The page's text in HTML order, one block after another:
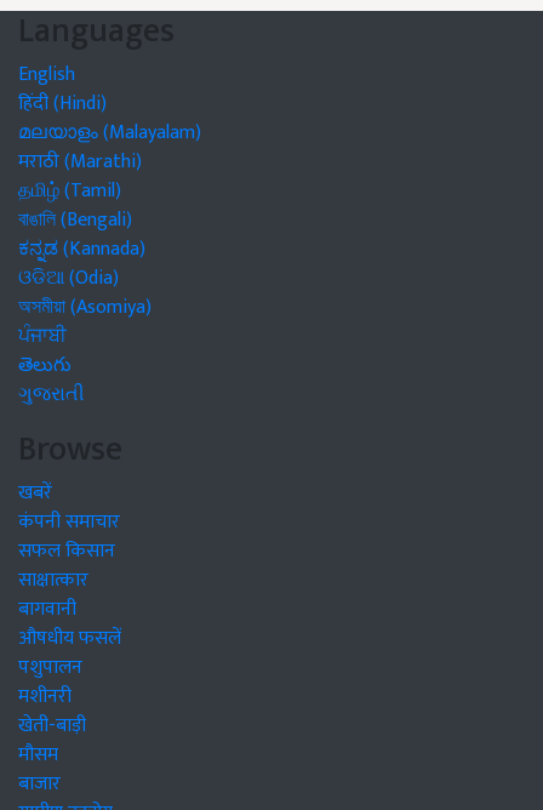
Languages
English
हिंदी (Hindi)
മലയാളം (Malayalam)
मराठी (Marathi)
தமிழ் (Tamil)
বাঙালি (Bengali)
ಕನ್ನಡ (Kannada)
ଓଡିଆ (Odia)
অসমীয়া (Asomiya)
ਪੰਜਾਬੀ
తెలుగు
ગુજરાતી
Browse
खबरें
कंपनी समाचार
सफल किसान
साक्षात्कार
बागवानी
औषधीय फसलें
पशुपालन
मशीनरी
खेती-बाड़ी
मौसम
बाजार